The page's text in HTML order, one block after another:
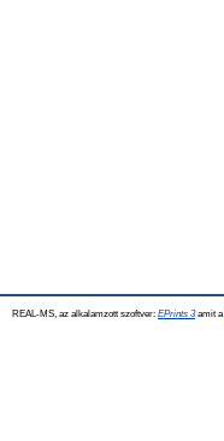
REAL-MS, az alkalamzott szoftver: EPrints 3amit a